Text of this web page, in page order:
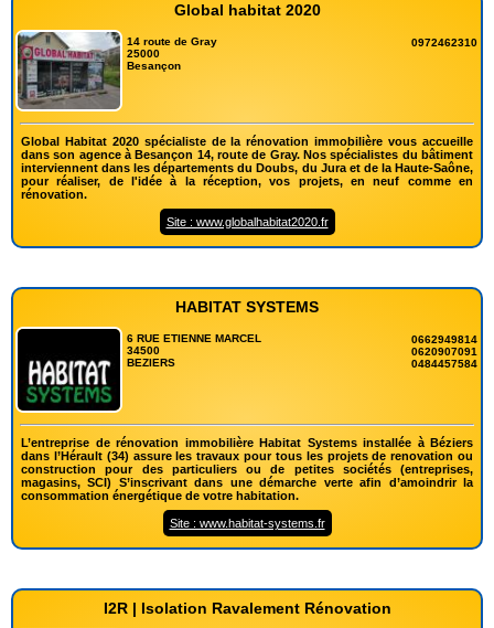
Global habitat 2020
14 route de Gray
25000
Besançon
0972462310
Global Habitat 2020 spécialiste de la rénovation immobilière vous accueille
dans son agence à Besançon 14, route de Gray. Nos spécialistes du bâtiment
interviennent dans les départements du Doubs, du Jura et de la Haute-Saône,
pour réaliser, de l'idée à la réception, vos projets, en neuf comme en
rénovation.
Site : www.globalhabitat2020.fr
HABITAT SYSTEMS
6 RUE ETIENNE MARCEL
34500
BEZIERS
0662949814
0620907091
0484457584
L’entreprise de rénovation immobilière Habitat Systems installée à Béziers
dans l’Hérault (34) assure les travaux pour tous les projets de renovation ou
construction pour des particuliers ou de petites sociétés (entreprises,
magasins, SCI) S’inscrivant dans une démarche verte afin d’amoindrir la
consommation énergétique de votre habitation.
Site : www.habitat-systems.fr
I2R | Isolation Ravalement Rénovation